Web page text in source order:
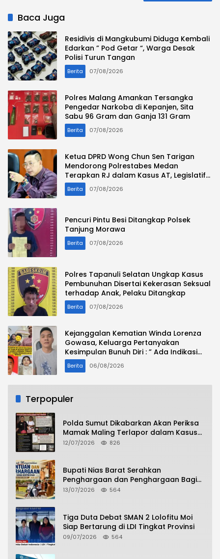
Baca Juga
Residivis di Mangkubumi Diduga Kembali
Edarkan ” Pod Getar “, Warga Desak
Polisi Turun Tangan
Berita 07/08/2026
Polres Malang Amankan Tersangka
Pengedar Narkoba di Kepanjen, Sita
Sabu 96 Gram dan Ganja 131 Gram
Berita 07/08/2026
Ketua DPRD Wong Chun Sen Tarigan
Mendorong Polrestabes Medan
Terapkan RJ dalam Kasus AT, Legislatif
Nilai Syarat Perdamaian Telah Terpenuhi
Berita 07/08/2026
Pencuri Pintu Besi Ditangkap Polsek
Tanjung Morawa
Berita 07/08/2026
Polres Tapanuli Selatan Ungkap Kasus
Pembunuhan Disertai Kekerasan Seksual
terhadap Anak, Pelaku Ditangkap
Berita 07/08/2026
Kejanggalan Kematian Winda Lorenza
Gowasa, Keluarga Pertanyakan
Kesimpulan Bunuh Diri : ” Ada Indikasi
Tindak Pidana “
Berita 06/08/2026
Terpopuler
Polda Sumut Dikabarkan Akan Periksa
Mamak Maling Terlapor dalam Kasus
Dugaan Penipuan Bermodus Surat
12/07/2026 826
Bupati Nias Barat Serahkan
Penghargaan dan Penghargaan Bagi
Siswa Berprestasi Pada Pembukaan TA
13/07/2026 564
Tiga Duta Debat SMAN 2 Lolofitu Moi
Siap Bertarung di LDI Tingkat Provinsi
09/07/2026 564